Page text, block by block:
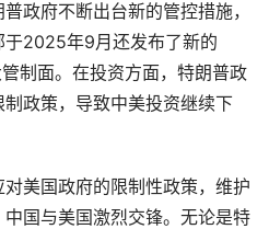
政府不断出台新的管控措施，
2025年9月还发布了新的
制面。在投资方面，特朗普政
政策，导致中美投资继续下
美国政府的限制性政策，维护
国与美国激烈交锋。无论是特